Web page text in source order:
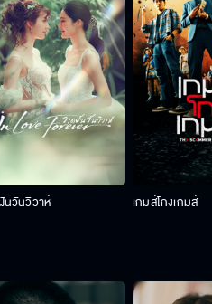
นวันวิวาห์ เกมส์โกงเกมส์